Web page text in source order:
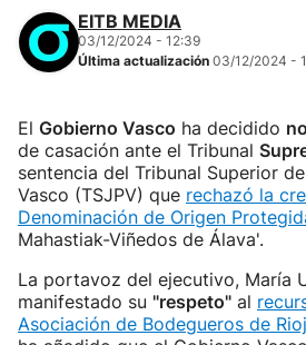
EITB MEDIA
03/12/2024 - 12:39
Última actualización 03/12/2024 -
El Gobierno Vasco ha decidido no
de casación ante el Tribunal
sentencia del Tribunal Superior
Vasco (TSJPV) que rechazó la
Denominación de Origen
Mahastiak-Viñedos de Álava'.
La portavoz del ejecutivo, María
manifestado su "respeto" al
Asociación de Bodegueros de